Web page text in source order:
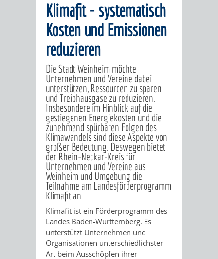
ZUR
UKRAINE
UNSERE STADT
STADTPORTRAIT
WAPPENEHRENBÜRGER
REPORTAGEN
DER
IMAGEFILM
AKTUELLES
ENGAGIERTE
Klimafit - systematisch
Kosten und Emissionen
reduzieren
Die Stadt Weinheim möchte
Unternehmen und Vereine dabei
unterstützen, Ressourcen zu sparen
und Treibhausgase zu reduzieren.
Insbesondere im Hinblick auf die
gestiegenen Energiekosten und die
zunehmend spürbaren Folgen des
Klimawandels sind diese Aspekte von
großer Bedeutung. Deswegen bietet
der Rhein-Neckar-Kreis für
Unternehmen und Vereine aus
Weinheim und Umgebung die
Teilnahme am Landesförderprogramm
Klimafit an.
Klimafit ist ein Förderprogramm des
Landes Baden-Württemberg. Es
unterstützt Unternehmen und
Organisationen unterschiedlichster
Art beim Ausschöpfen ihrer